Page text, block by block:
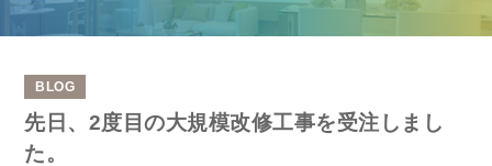
BLOG
先日、2度目の大規模改修工事を受注しまし
た。